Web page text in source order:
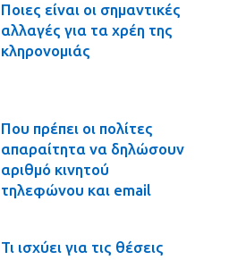
Ποιες είναι οι σημαντικές
αλλαγές για τα χρέη της
κληρονομιάς
Που πρέπει οι πολίτες
απαραίτητα να δηλώσουν
αριθμό κινητού
τηλεφώνου και email
Τι ισχύει για τις θέσεις